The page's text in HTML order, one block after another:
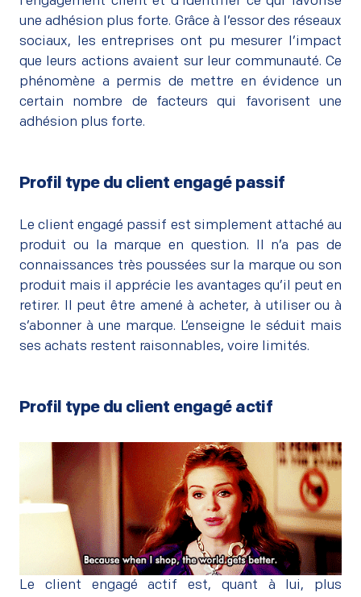
une adhésion plus forte. Grâce à l’essor des réseaux
sociaux, les entreprises ont pu mesurer l’impact
que leurs actions avaient sur leur communauté. Ce
phénomène a permis de mettre en évidence un
certain nombre de facteurs qui favorisent une
adhésion plus forte.
Profil type du client engagé passif
Le client engagé passif est simplement attaché au
produit ou la marque en question. Il n’a pas de
connaissances très poussées sur la marque ou son
produit mais il apprécie les avantages qu’il peut en
retirer. Il peut être amené à acheter, à utiliser ou à
s’abonner à une marque. L’enseigne le séduit mais
ses achats restent raisonnables, voire limités.
Profil type du client engagé actif
Le client engagé actif est, quant à lui, plus